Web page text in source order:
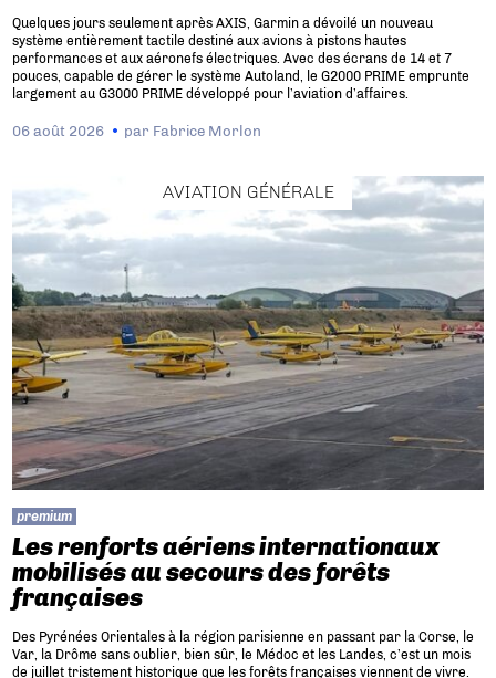
Quelques jours seulement après AXIS, Garmin a dévoilé un nouveau
système entièrement tactile destiné aux avions à pistons hautes
performances et aux aéronefs électriques. Avec des écrans de 14 et 7
pouces, capable de gérer le système Autoland, le G2000 PRIME emprunte
largement au G3000 PRIME développé pour l’aviation d’affaires.
06 août 2026 par Fabrice Morlon
AVIATION GÉNÉRALE
premium
Les renforts aériens internationaux
mobilisés au secours des forêts
françaises
Des Pyrénées Orientales à la région parisienne en passant par la Corse, le
Var, la Drôme sans oublier, bien sûr, le Médoc et les Landes, c’est un mois
de juillet tristement historique que les forêts françaises viennent de vivre.